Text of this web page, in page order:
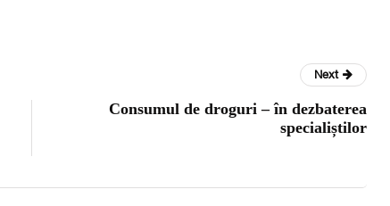
Next
Consumul de droguri – în dezbaterea
specialiștilor